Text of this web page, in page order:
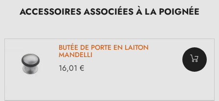
ACCESSOIRES ASSOCIÉES À LA POIGNÉE
BUTÉE DE PORTE EN LAITON
MANDELLI
16,01 €